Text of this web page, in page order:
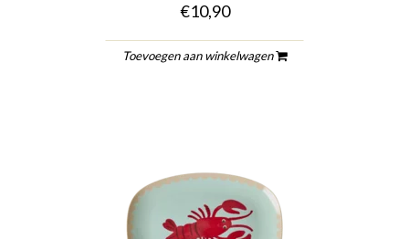
€10,90
Toevoegen aan winkelwagen